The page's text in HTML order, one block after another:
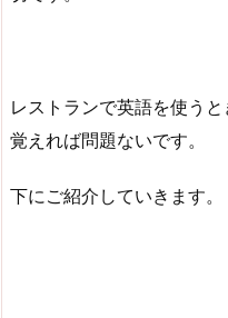
レストランで英語を使う
覚えれば問題ないです。
下にご紹介していきます。